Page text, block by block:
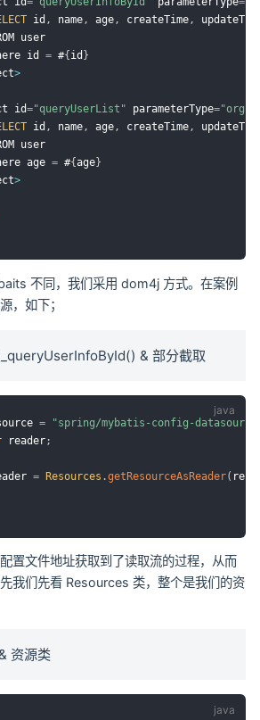
id , name, age, createTime,
user
id
= #{ id }
>
id="queryUserList" parameterType=
id , name, age, createTime,
user
age
= #{age}
>
不同，我们采用 dom4j 方式。在案例
，如下；
& 部分截取
=
"spring/mybatis-config-
reader;
= Resources .getResourceAsReader(
置文件地址获取到了读取流的过程，从而
我们先看 Resources 类，整个是我们的资
资源类